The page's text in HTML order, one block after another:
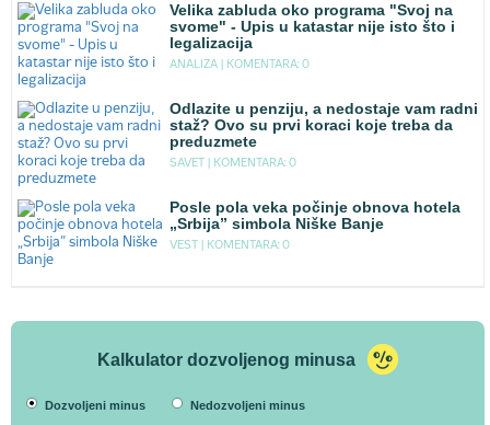
Velika zabluda oko programa "Svoj na
svome" - Upis u katastar nije isto što i
legalizacija
ANALIZA | KOMENTARA: 0
Odlazite u penziju, a nedostaje vam radni
staž? Ovo su prvi koraci koje treba da
preduzmete
SAVET | KOMENTARA: 0
Posle pola veka počinje obnova hotela
„Srbija” simbola Niške Banje
VEST | KOMENTARA: 0
Kalkulator dozvoljenog minusa
Dozvoljeni minus Nedozvoljeni minus